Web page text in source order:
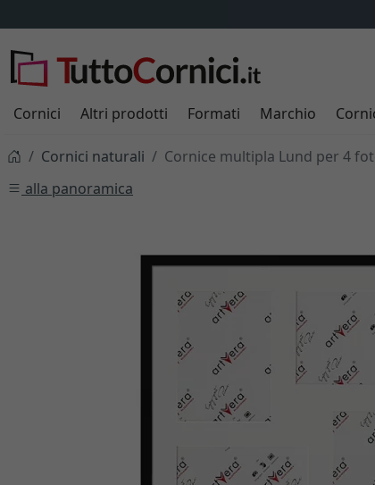
Cornici Altri prodotti Formati Marchio
Cornici naturali
Cornice multipla Lund per 4
alla panoramica